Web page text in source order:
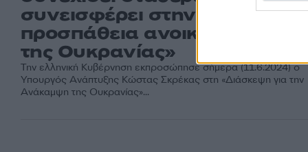
συνεισφέρει στην κοινή
προσπάθεια ανοικοδόμησης
της Ουκρανίας»
Την ελληνική Κυβέρνηση εκπροσώπησε σήμερα (11.6.2024) ο
Υπουργός Ανάπτυξης Κώστας Σκρέκας στη «Διάσκεψη για την
Ανάκαμψη της Ουκρανίας»...